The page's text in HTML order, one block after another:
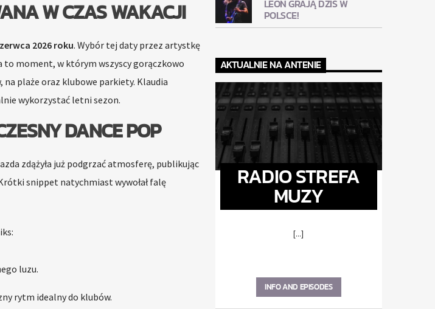
W CZAS WAKACJI
2026 roku. Wybór tej daty przez artystkę
to moment, w którym wszyscy gorączkowo
plaże oraz klubowe parkiety. Klaudia
wykorzystać letni sezon.
DANCE POP
zdążyła już podgrzać atmosferę, publikując
snippet natychmiast wywołał falę
luzu.
rytm idealny do klubów.
LEON GRAJĄ DZIŚ W
POLSCE!
AKTUALNIE NA ANTENIE
RADIO STREFA
MUZY
[...]
INFO AND EPISODES